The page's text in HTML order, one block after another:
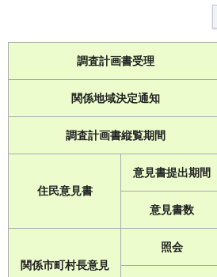
調査計画書受理
関係地域決定通知
調査計画書縦覧期間
住民意見書
意見書提出期間
意見書数
関係市町村長意見
照会